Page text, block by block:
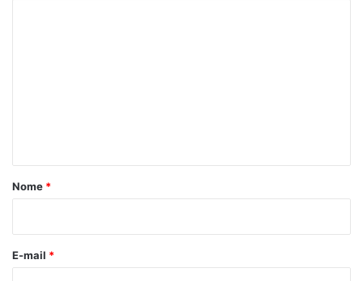
r
*
Nome *
E-mail *